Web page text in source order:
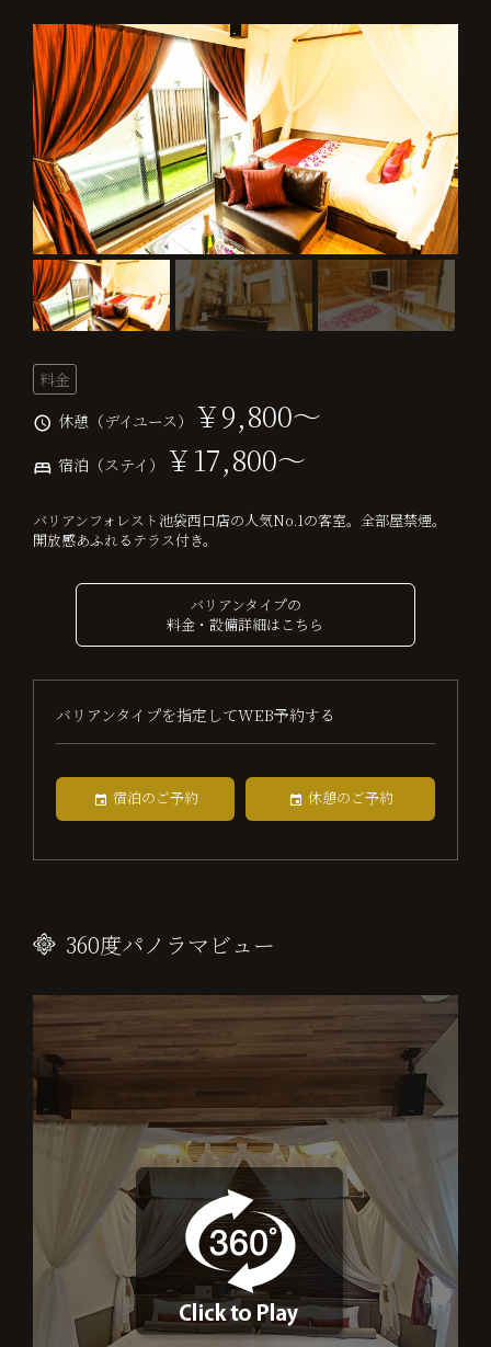
料金
休憩（デイユース）
￥9,800～
宿泊（ステイ） ￥17,800～
バリアンフォレスト池袋西口店の人気No.1の客室。全部屋禁煙。
開放感あふれるテラス付き。
バリアンタイプの
料金・設備詳細はこちら
バリアンタイプを指定してWEB予約する
宿泊のご予約 休憩のご予約
360度パノラマビュー